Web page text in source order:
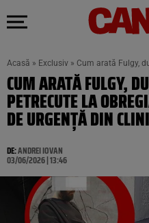
Acasă » Exclusiv » Cum arată Fulgy,
CUM ARATĂ FULGY,
PETRECUTE LA
DE URGENȚĂ DIN
DE:ANDREI IOVAN
03/06/2026 | 13:46